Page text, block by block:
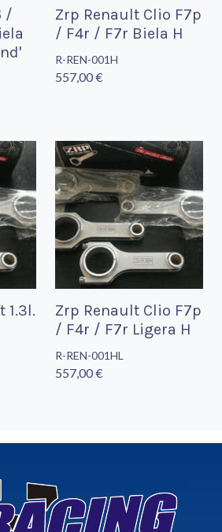
/
Zrp Renault Clio F7p
/ F4r / F7r Biela H
R-REN-001H
557,00 €
1.3l.
Zrp Renault Clio F7p
/ F4r / F7r Ligera H
R-REN-001HL
557,00 €